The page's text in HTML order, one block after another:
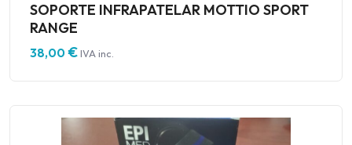
SOPORTE INFRAPATELAR MOTTIO SPORT
RANGE
38,00€IVA inc.